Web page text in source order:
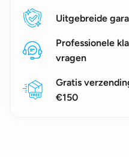
Uitgebreide
Professionele
vragen
Gratis
€150